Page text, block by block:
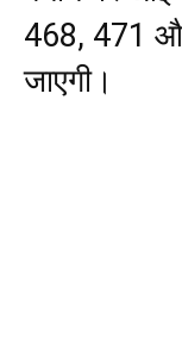
468, 471
जाएगी।